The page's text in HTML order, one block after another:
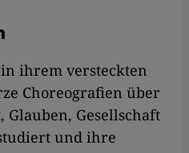
ihrem versteckten
Choreografien über
Glauben, Gesellschaft
und ihre